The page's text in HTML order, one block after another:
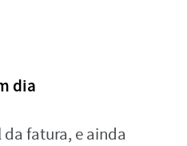
dia
fatura, e ainda